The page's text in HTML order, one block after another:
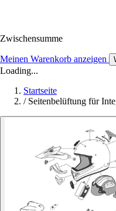
Zwischensumme
Meinen Warenkorb anzeigen
Loading...
Startseite
/ Seitenbelüftung für